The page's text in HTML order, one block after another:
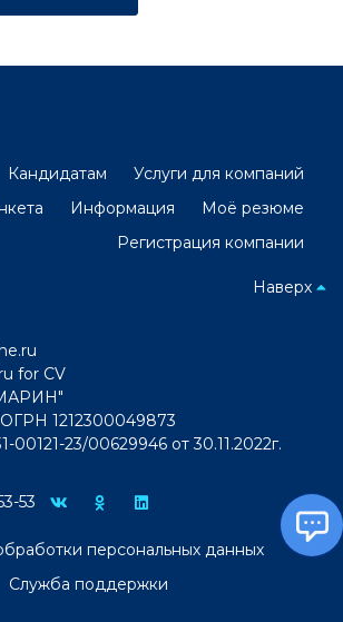
Кандидатам
Услуги для компаний
Информация
Моё резюме
Регистрация компании
Наверх
for CV
1212300049873
23/00629946 от 30.11.2022г.
53
персональных данных
Служба поддержки